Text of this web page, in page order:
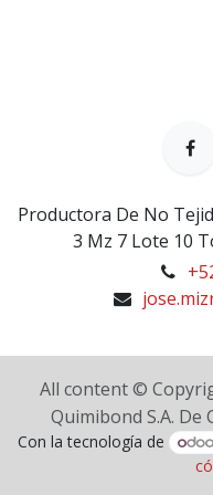
Productora De No
3 Mz 7 Lote 10
All content ©
Quimibond S.A. De
Con la tecnología de